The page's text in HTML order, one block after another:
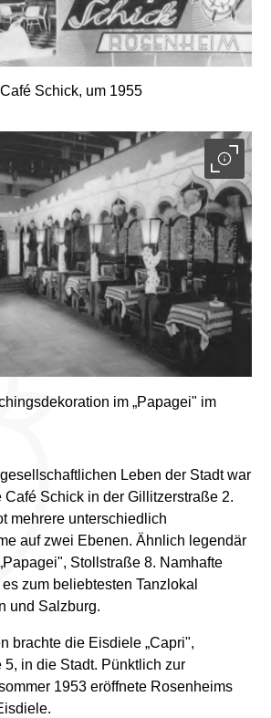
Schick, um 1955
im „Papagei" im
Leben der Stadt war
Café Schick in der Gillitzerstraße 2.
mehrere unterschiedlich
auf zwei Ebenen. Ähnlich legendär
Stollstraße 8. Namhafte
zum beliebtesten Tanzlokal
und Salzburg.
brachte die Eisdiele „Capri",
5, in die Stadt. Pünktlich zur
1953 eröffnete Rosenheims